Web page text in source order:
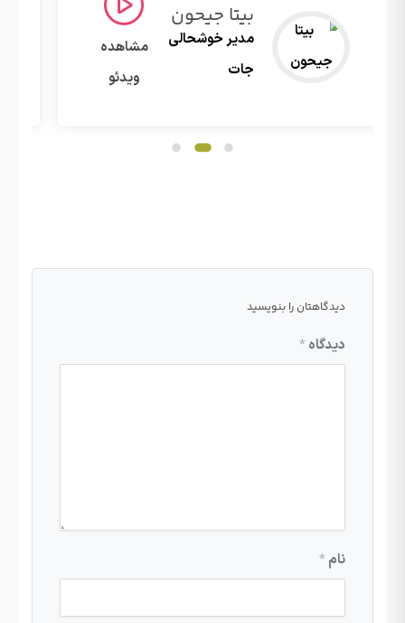
علی اقدم
مدیر بتر
استدیو
مشاهده
ویدئو
دیدگاهتان را بنویسید
دیدگاه*
نام*